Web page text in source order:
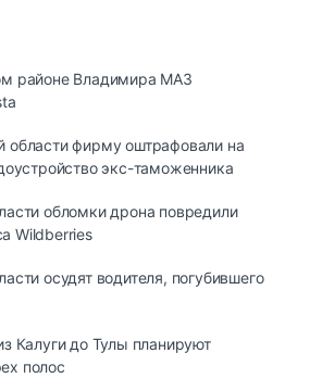
районе Владимира МАЗ
области фирму оштрафовали на
экс-таможенника
обломки дрона повредили
Wildberries
осудят водителя, погубившего
Калуги до Тулы планируют
полос